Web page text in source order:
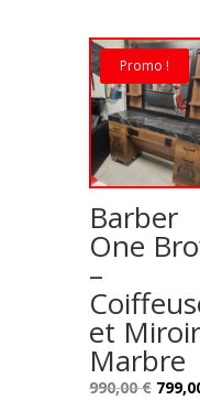
Promo !
Barber
One
–
et
Marbre
990,00€ Le